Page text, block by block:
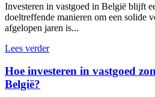
Investeren in vastgoed in België blijft
doeltreffende manieren om een solide
afgelopen jaren is...
Lees verder
Hoe investeren in vastgoed
België?